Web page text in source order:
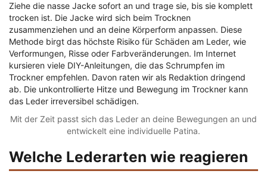
Ziehe die nasse Jacke sofort an und trage sie, bis sie komplett
trocken ist. Die Jacke wird sich beim Trocknen
zusammenziehen und an deine Körperform anpassen. Diese
Methode birgt das höchste Risiko für Schäden am Leder, wie
Verformungen, Risse oder Farbveränderungen. Im Internet
kursieren viele DIY-Anleitungen, die das Schrumpfen im
Trockner empfehlen. Davon raten wir als Redaktion dringend
ab. Die unkontrollierte Hitze und Bewegung im Trockner kann
das Leder irreversibel schädigen.
Mit der Zeit passt sich das Leder an deine Bewegungen an und
entwickelt eine individuelle Patina.
Welche Lederarten wie reagieren